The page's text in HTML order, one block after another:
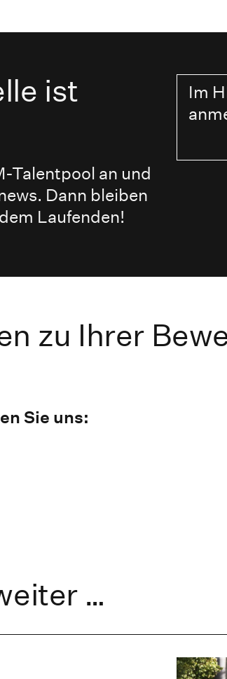
ist
Talentpool an und
Dann bleiben
Laufenden!
Im
zu Ihrer
Sie uns:
…